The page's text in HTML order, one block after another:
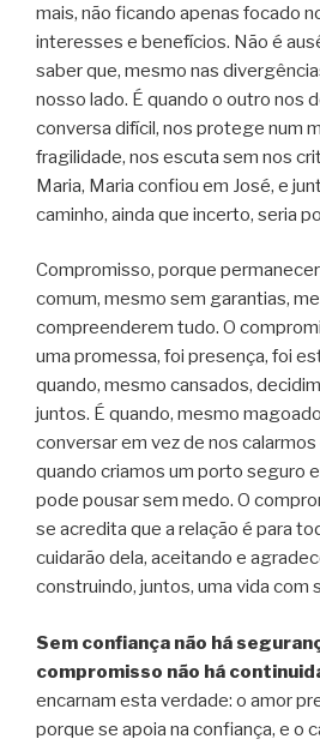
mais, não ficando apenas focado
interesses e benefícios. Não é
saber que, mesmo nas
nosso lado. É quando o outro nos
conversa difícil, nos protege num
fragilidade, nos escuta sem nos
Maria, Maria confiou em José, e
caminho, ainda que incerto, seria
Compromisso, porque
comum, mesmo sem garantias,
compreenderem tudo. O
uma promessa, foi presença, foi
quando, mesmo cansados,
juntos. É quando, mesmo
conversar em vez de nos
quando criamos um porto seguro
pode pousar sem medo. O
se acredita que a relação é para
cuidarão dela, aceitando e
construindo, juntos, uma vida com
Sem confiança não há
compromisso não há
encarnam esta verdade: o amor
porque se apoia na confiança, e o